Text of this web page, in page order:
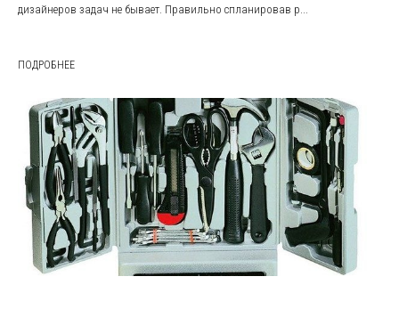
дизайнеров задач не бывает. Правильно спланировав р...
ПОДРОБНЕЕ